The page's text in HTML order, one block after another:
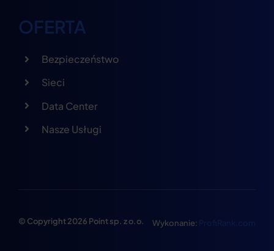
OFERTA
Bezpieczeństwo
Sieci
Data Center
Nasze Usługi
© Copyright 2026 Point sp. z o.o. Wykonanie: ProfiRank.com